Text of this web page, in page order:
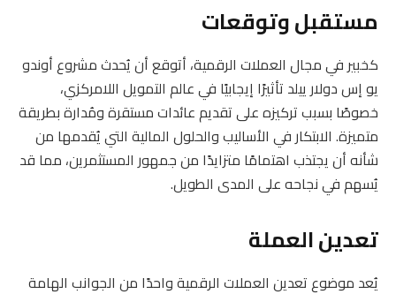
مستقبل وتوقعات
كخبير في مجال العملات الرقمية، أتوقع أن يُحدث مشروع أوندو
يو إس دولار ييلد تأثيرًا إيجابيًا في عالم التمويل اللامركزي،
خصوصًا بسبب تركيزه على تقديم عائدات مستقرة ومُدارة بطريقة
متميزة. الابتكار في الأساليب والحلول المالية التي يُقدمها من
شأنه أن يجتذب اهتمامًا متزايدًا من جمهور المستثمرين، مما قد
يُسهم في نجاحه على المدى الطويل.
تعدين العملة
يُعد موضوع تعدين العملات الرقمية واحدًا من الجوانب الهامة